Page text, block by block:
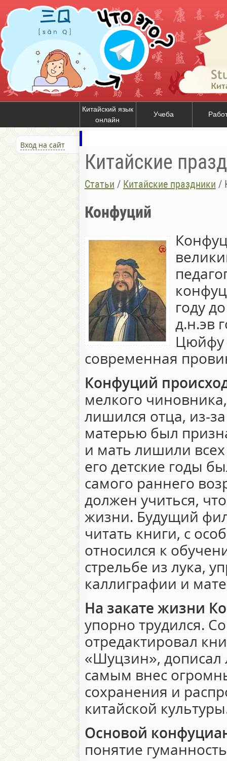
Китайский язык
онлайн
Учеба
Вход на сайт
Китайские
Статьи / Китайские праздники /
Конфуций
году
д.н.эв
Цюйфу
современная
Конфуций
мелкого
лишился отца, из-за
матерью был
и мать лишили
его детские годы
самого раннего
должен учиться,
жизни. Будущий
читать книги, с
относился к
стрельбе из лука,
каллиграфии и
На закате жизни
упорно трудился.
отредактировал
«Шуцзин», дописал
самым внес
сохранения и
китайской
Основой
понятие